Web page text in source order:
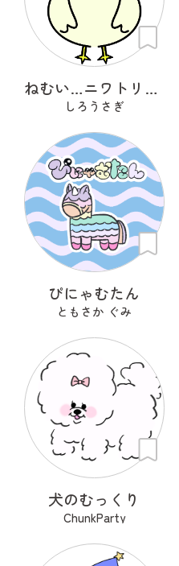
ねむい…ニワトリさん
しろうさぎ
ぴにゃむたん
ともさか ぐみ
犬のむっくり
ChunkParty